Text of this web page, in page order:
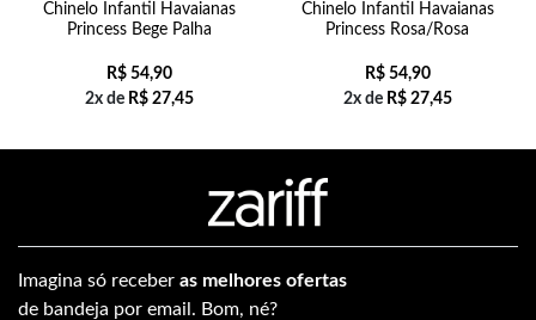
Chinelo Infantil Havaianas
Princess Bege Palha
R$54,90
2x de R$27,45
Chinelo Infantil Havaianas
Princess Rosa/Rosa
R$54,90
2x de R$27,45
Imagina só receber as melhores ofertas
de bandeja por email. Bom, né?